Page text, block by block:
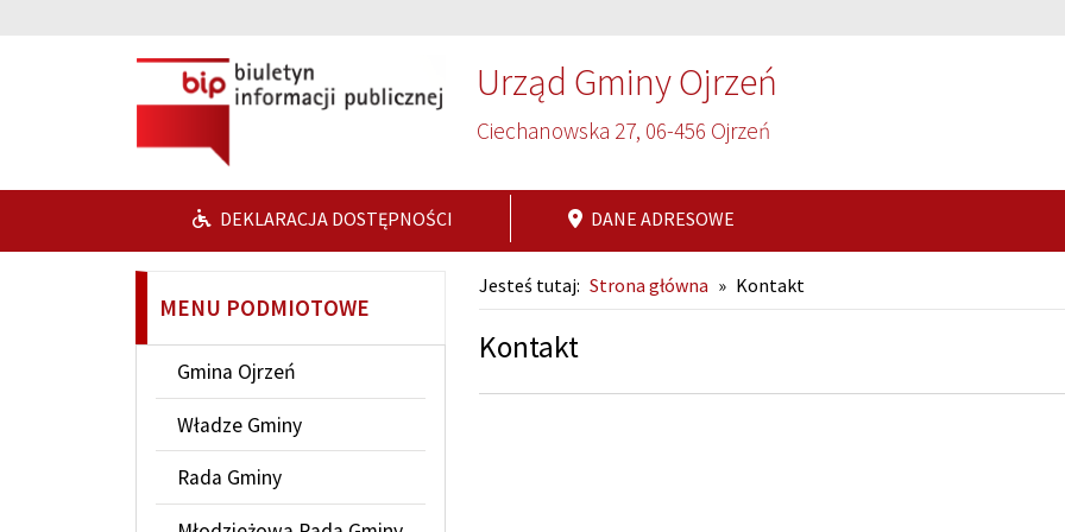
Urząd Gminy Ojrzeń
Ciechanowska 27, 06-456 Ojrzeń
DEKLARACJA DOSTĘPNOŚCI DANE ADRESOWE
MENU PODMIOTOWE
Gmina Ojrzeń
Władze Gminy
Rada Gminy
Jesteś tutaj: Strona główna » Kontakt
Kontakt